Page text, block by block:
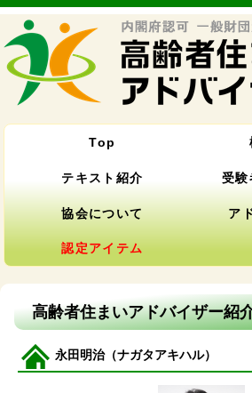
Top
テキスト紹介 受験
協会について ア
認定アイテム
高齢者住まいアドバイザー紹
永田明治（ナガタアキハル）